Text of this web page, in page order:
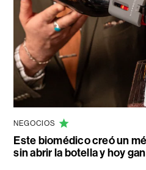
NEGOCIOS
Este biomédico creó un
sin abrir la botella y hoy